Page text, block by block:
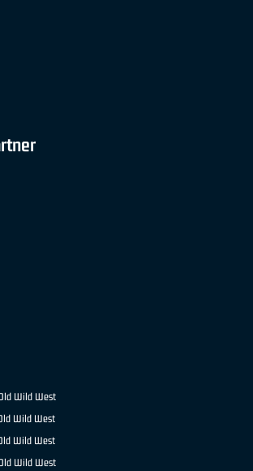
Wild West
Wild West
Wild West
Wild West